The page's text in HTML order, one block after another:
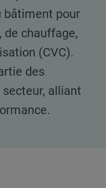
bâtiment pour
de chauffage,
(CVC).
des
alliant